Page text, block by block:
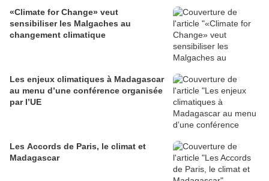
«Climate for Change» veut
sensibiliser les Malgaches au
changement climatique
Les enjeux climatiques à Madagascar
au menu d’une conférence organisée
par l’UE
Les Accords de Paris, le climat et
Madagascar